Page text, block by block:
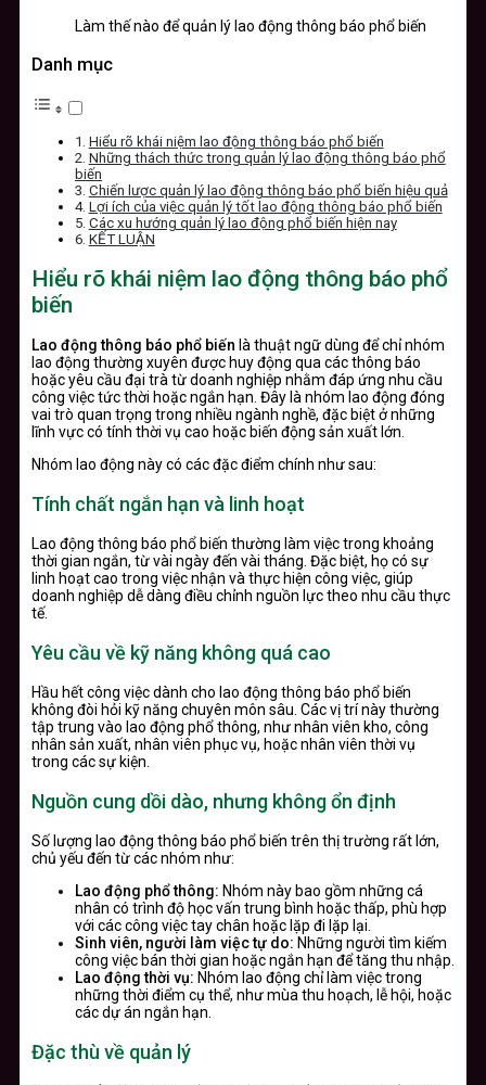
Làm thế nào để quản lý lao động thông báo phổ biến
Danh mục
Hiểu rõ khái niệm lao động thông báo phổ biến
Những thách thức trong quản lý lao động thông báo phổ
biến
Chiến lược quản lý lao động thông báo phổ biến hiệu quả
Lợi ích của việc quản lý tốt lao động thông báo phổ biến
Các xu hướng quản lý lao động phổ biến hiện nay
KẾT LUẬN
Hiểu rõ khái niệm lao động thông báo phổ
biến
Lao động thông báo phổ biến là thuật ngữ dùng để chỉ nhóm
lao động thường xuyên được huy động qua các thông báo
hoặc yêu cầu đại trà từ doanh nghiệp nhằm đáp ứng nhu cầu
công việc tức thời hoặc ngắn hạn. Đây là nhóm lao động đóng
vai trò quan trọng trong nhiều ngành nghề, đặc biệt ở những
lĩnh vực có tính thời vụ cao hoặc biến động sản xuất lớn.
Nhóm lao động này có các đặc điểm chính như sau:
Tính chất ngắn hạn và linh hoạt
Lao động thông báo phổ biến thường làm việc trong khoảng
thời gian ngắn, từ vài ngày đến vài tháng. Đặc biệt, họ có sự
linh hoạt cao trong việc nhận và thực hiện công việc, giúp
doanh nghiệp dễ dàng điều chỉnh nguồn lực theo nhu cầu thực
tế.
Yêu cầu về kỹ năng không quá cao
Hầu hết công việc dành cho lao động thông báo phổ biến
không đòi hỏi kỹ năng chuyên môn sâu. Các vị trí này thường
tập trung vào lao động phổ thông, như nhân viên kho, công
nhân sản xuất, nhân viên phục vụ, hoặc nhân viên thời vụ
trong các sự kiện.
Nguồn cung dồi dào, nhưng không ổn định
Số lượng lao động thông báo phổ biến trên thị trường rất lớn,
chủ yếu đến từ các nhóm như:
Lao động phổ thông: Nhóm này bao gồm những cá
nhân có trình độ học vấn trung bình hoặc thấp, phù hợp
với các công việc tay chân hoặc lặp đi lặp lại.
Sinh viên, người làm việc tự do: Những người tìm kiếm
công việc bán thời gian hoặc ngắn hạn để tăng thu nhập.
Lao động thời vụ: Nhóm lao động chỉ làm việc trong
những thời điểm cụ thể, như mùa thu hoạch, lễ hội, hoặc
các dự án ngắn hạn.
Đặc thù về quản lý